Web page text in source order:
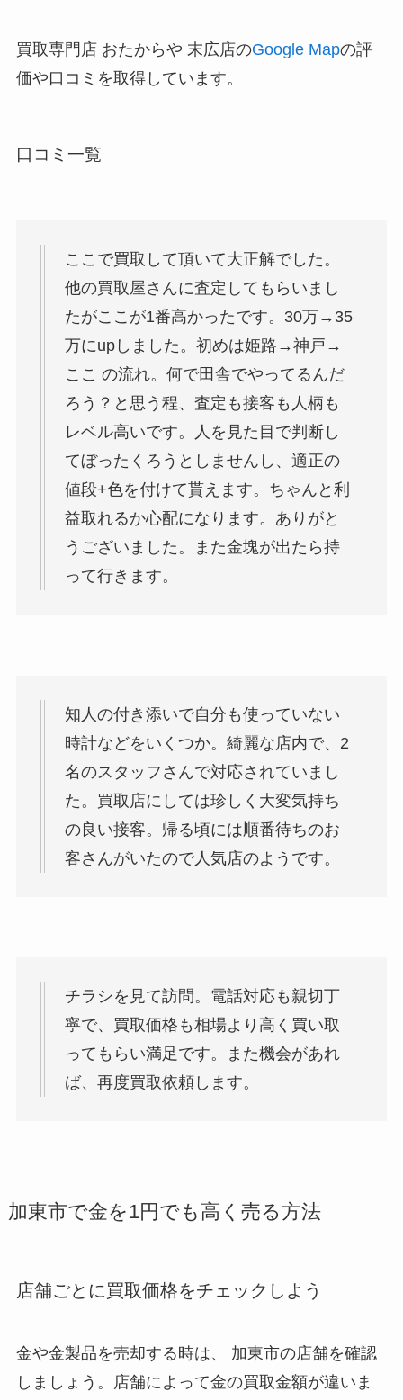
買取専門店 おたからや 末広店のGoogle Mapの評
価や口コミを取得しています。
口コミ一覧
ここで買取して頂いて大正解でした。
他の買取屋さんに査定してもらいまし
たがここが1番高かったです。30万→35
万にupしました。初めは姫路→神戸→
ここ の流れ。何で田舎でやってるんだ
ろう？と思う程、査定も接客も人柄も
レベル高いです。人を見た目で判断し
てぼったくろうとしませんし、適正の
値段+色を付けて貰えます。ちゃんと利
益取れるか心配になります。ありがと
うございました。また金塊が出たら持
って行きます。
知人の付き添いで自分も使っていない
時計などをいくつか。綺麗な店内で、2
名のスタッフさんで対応されていまし
た。買取店にしては珍しく大変気持ち
の良い接客。帰る頃には順番待ちのお
客さんがいたので人気店のようです。
チラシを見て訪問。電話対応も親切丁
寧で、買取価格も相場より高く買い取
ってもらい満足です。また機会があれ
ば、再度買取依頼します。
加東市で金を1円でも高く売る方法
店舗ごとに買取価格をチェックしよう
金や金製品を売却する時は、 加東市の店舗を確認
しましょう。店舗によって金の買取金額が違いま